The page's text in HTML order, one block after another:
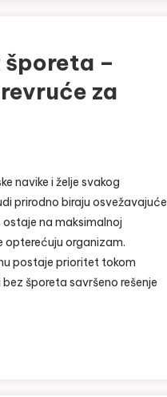
–
za
navike i želje svakog
prirodno biraju osvežavajuće
ostaje na maksimalnoj
opterećuju organizam.
postaje prioritet tokom
šporeta savršeno rešenje